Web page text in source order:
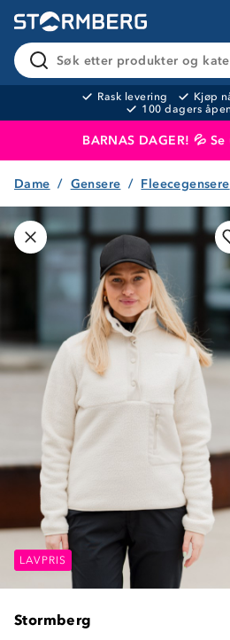
Søk etter produkter og
Rask levering
Kjøp
100 dagers
BARNAS DAGER! 💦
Produktet er lagt i
Dame Gensere Fleecegensere
LAVPRIS
LAVPRIS
Stormberg